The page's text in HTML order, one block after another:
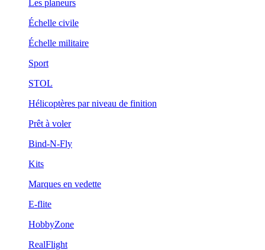
Les planeurs
Échelle civile
Échelle militaire
Sport
STOL
Hélicoptères par niveau de finition
Prêt à voler
Bind-N-Fly
Kits
Marques en vedette
E-flite
HobbyZone
RealFlight